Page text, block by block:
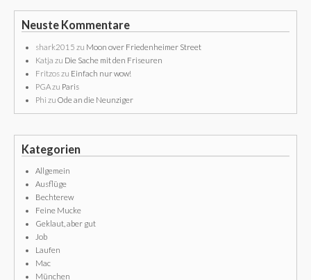
Neuste Kommentare
shark2015 zu Moon over Friedenheimer Street
Katja zu Die Sache mit den Friseuren
Fritzoszu Einfach nur wow!
PGAzu Paris
Phi zu Ode an die Neunziger
Kategorien
Allgemein
Ausflüge
Bechterew
Feine Mucke
Geklaut, aber gut
Job
Laufen
Mac
München